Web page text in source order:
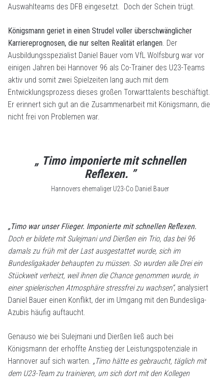
Auswahlteams des DFB eingesetzt. Doch der Schein trügt.
Königsmann geriet in einen Strudel voller überschwänglicher
Karriereprognosen, die nur selten Realität erlangen. Der
Ausbildungsspezialist Daniel Bauer vom VfL Wolfsburg war vor
einigen Jahren bei Hannover 96 als Co-Trainer des U23-Teams
aktiv und somit zwei Spielzeiten lang auch mit dem
Entwicklungsprozess dieses großen Torwarttalents beschäftigt.
Er erinnert sich gut an die Zusammenarbeit mit Königsmann, die
nicht frei von Problemen war.
„ Timo imponierte mit schnellen
Reflexen. ”
Hannovers ehemaliger U23-Co Daniel Bauer
„Timo war unser Flieger. Imponierte mit schnellen Reflexen.
Doch er bildete mit Sulejmani und Dierßen ein Trio, das bei 96
damals zu früh mit der Last ausgestattet wurde, sich im
Bundesligakader behaupten zu müssen. So wurden alle Drei ein
Stückweit verheizt, weil ihnen die Chance genommen wurde, in
einer spielerischen Atmosphäre stressfrei zu wachsen“, analysiert
Daniel Bauer einen Konflikt, der im Umgang mit den Bundesliga-
Azubis häufig auftaucht.
Genauso wie bei Sulejmani und Dierßen ließ auch bei
Königsmann der erhoffte Anstieg der Leistungspotenziale in
Hannover auf sich warten. „Timo hätte es gebraucht, täglich mit
dem U23-Team zu trainieren, um sich dort mit den Kollegen